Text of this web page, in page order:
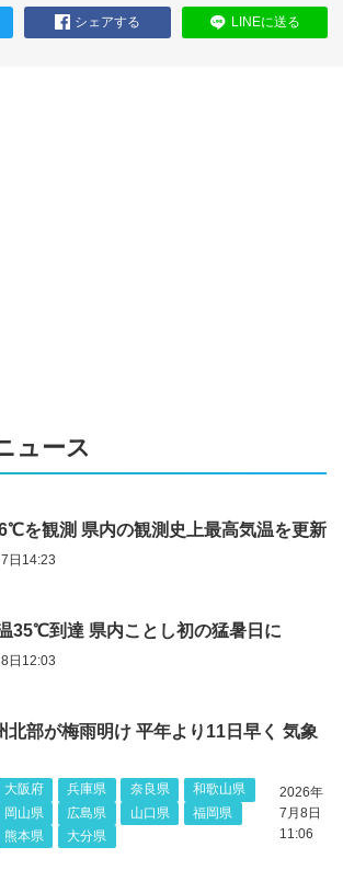
シェアする LINEに送る
ュース
を観測 県内の観測史上最高気温を更新
日14:23
35℃到達 県内ことし初の猛暑日に
日12:03
北部が梅雨明け 平年より11日早く 気象
大阪府 兵庫県 奈良県
和歌山県
岡山県 広島県 山口県
福岡県
熊本県 大分県
2026年
7月8日
11:06